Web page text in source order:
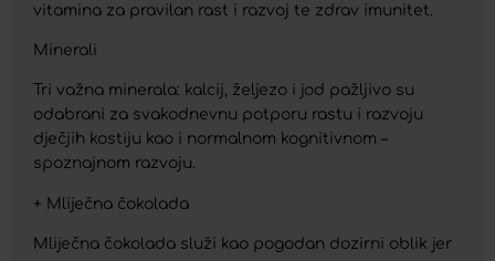
vitamina za pravilan rast i razvoj te zdrav imunitet.
Minerali
Tri važna minerala: kalcij, željezo i jod pažljivo su
odabrani za svakodnevnu potporu rastu i razvoju
dječjih kostiju kao i normalnom kognitivnom –
spoznajnom razvoju.
+ Mliječna čokolada
Mliječna čokolada služi kao pogodan dozirni oblik jer